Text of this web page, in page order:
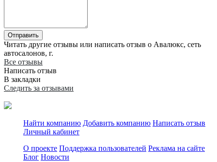
Отправить
Читать другие отзывы или написать отзыв о Авалюкс, сеть
автосалонов, г.
Все отзывы
Написать отзыв
В закладки
Следить за отзывами
Найти компанию Добавить компанию Написать отзыв
Личный кабинет
О проекте Поддержка пользователей Реклама на сайте
Блог Новости